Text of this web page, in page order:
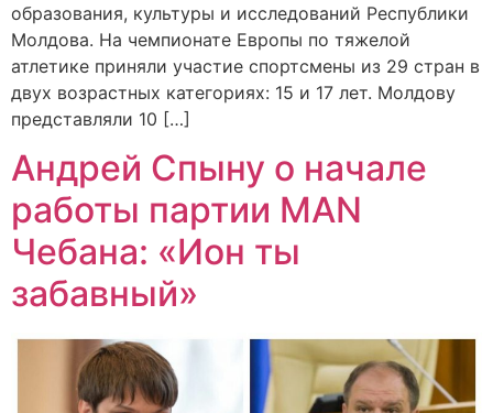
образования, культуры и исследований Республики
Молдова. На чемпионате Европы по тяжелой
атлетике приняли участие спортсмены из 29 стран в
двух возрастных категориях: 15 и 17 лет. Молдову
представляли 10 […]
Андрей Спыну о начале
работы партии MAN
Чебана: «Ион ты
забавный»